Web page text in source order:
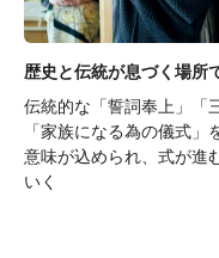
歴史と伝統が息づく場所
伝統的な「誓詞奉上」「
「家族になる為の儀式
意味が込められ、式が進
いく